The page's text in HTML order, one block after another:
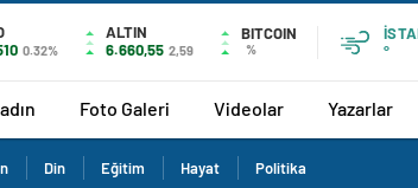
0.32%
ALTIN
6.660,55 2,59
BITCOIN
%
°
Foto Galeri Videolar Yazarlar
Din Eğitim Hayat Politika